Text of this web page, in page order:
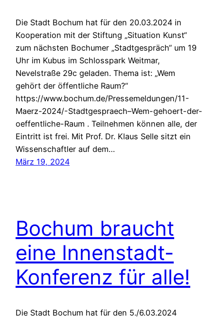
Die Stadt Bochum hat für den 20.03.2024 in
Kooperation mit der Stiftung „Situation Kunst“
zum nächsten Bochumer „Stadtgespräch“ um 19
Uhr im Kubus im Schlosspark Weitmar,
Nevelstraße 29c geladen. Thema ist: „Wem
gehört der öffentliche Raum?“
https://www.bochum.de/Pressemeldungen/11-
Maerz-2024/-Stadtgespraech–Wem-gehoert-der-
oeffentliche-Raum . Teilnehmen können alle, der
Eintritt ist frei. Mit Prof. Dr. Klaus Selle sitzt ein
Wissenschaftler auf dem…
März 19, 2024
Bochum braucht
eine Innenstadt-
Konferenz für alle!
Die Stadt Bochum hat für den 5./6.03.2024